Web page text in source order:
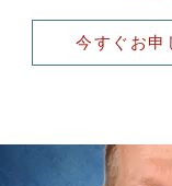
今すぐお申